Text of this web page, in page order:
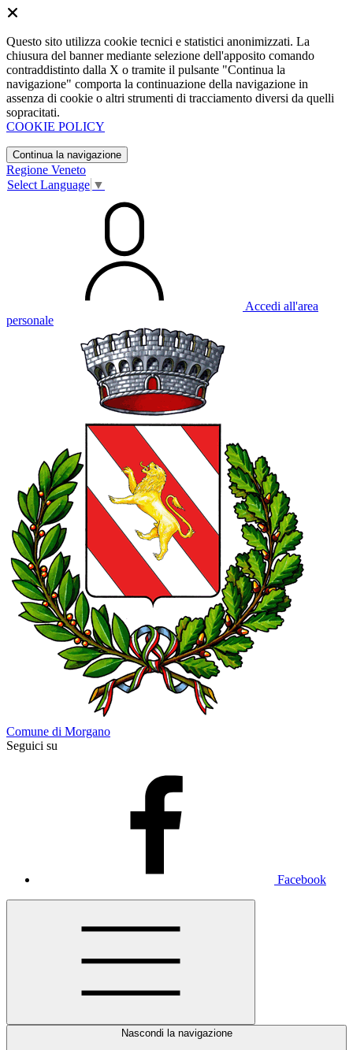
Questo sito utilizza cookie tecnici e statistici anonimizzati. La
chiusura del banner mediante selezione dell'apposito comando
contraddistinto dalla X o tramite il pulsante "Continua la
navigazione" comporta la continuazione della navigazione in
assenza di cookie o altri strumenti di tracciamento diversi da quelli
sopracitati.
COOKIE POLICY
Continua la navigazione
Regione Veneto
Select Language ▼
Accedi all'area
personale
Comune di Morgano
Seguici su
Facebook
Nascondi la navigazione